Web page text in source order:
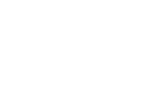
zum EU-Reifenlabel anzeigen